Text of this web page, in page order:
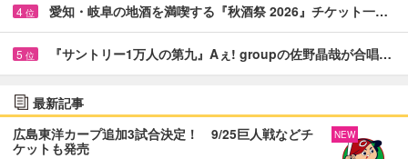
4 位 愛知・岐阜の地酒を満喫する『秋酒祭 2026』チケット一…
5 位 『サントリー1万人の第九』Aぇ! groupの佐野晶哉が合唱…
最新記事
広島東洋カープ追加3試合決定！ 9/25巨人戦などチ
ケットも発売
NEW